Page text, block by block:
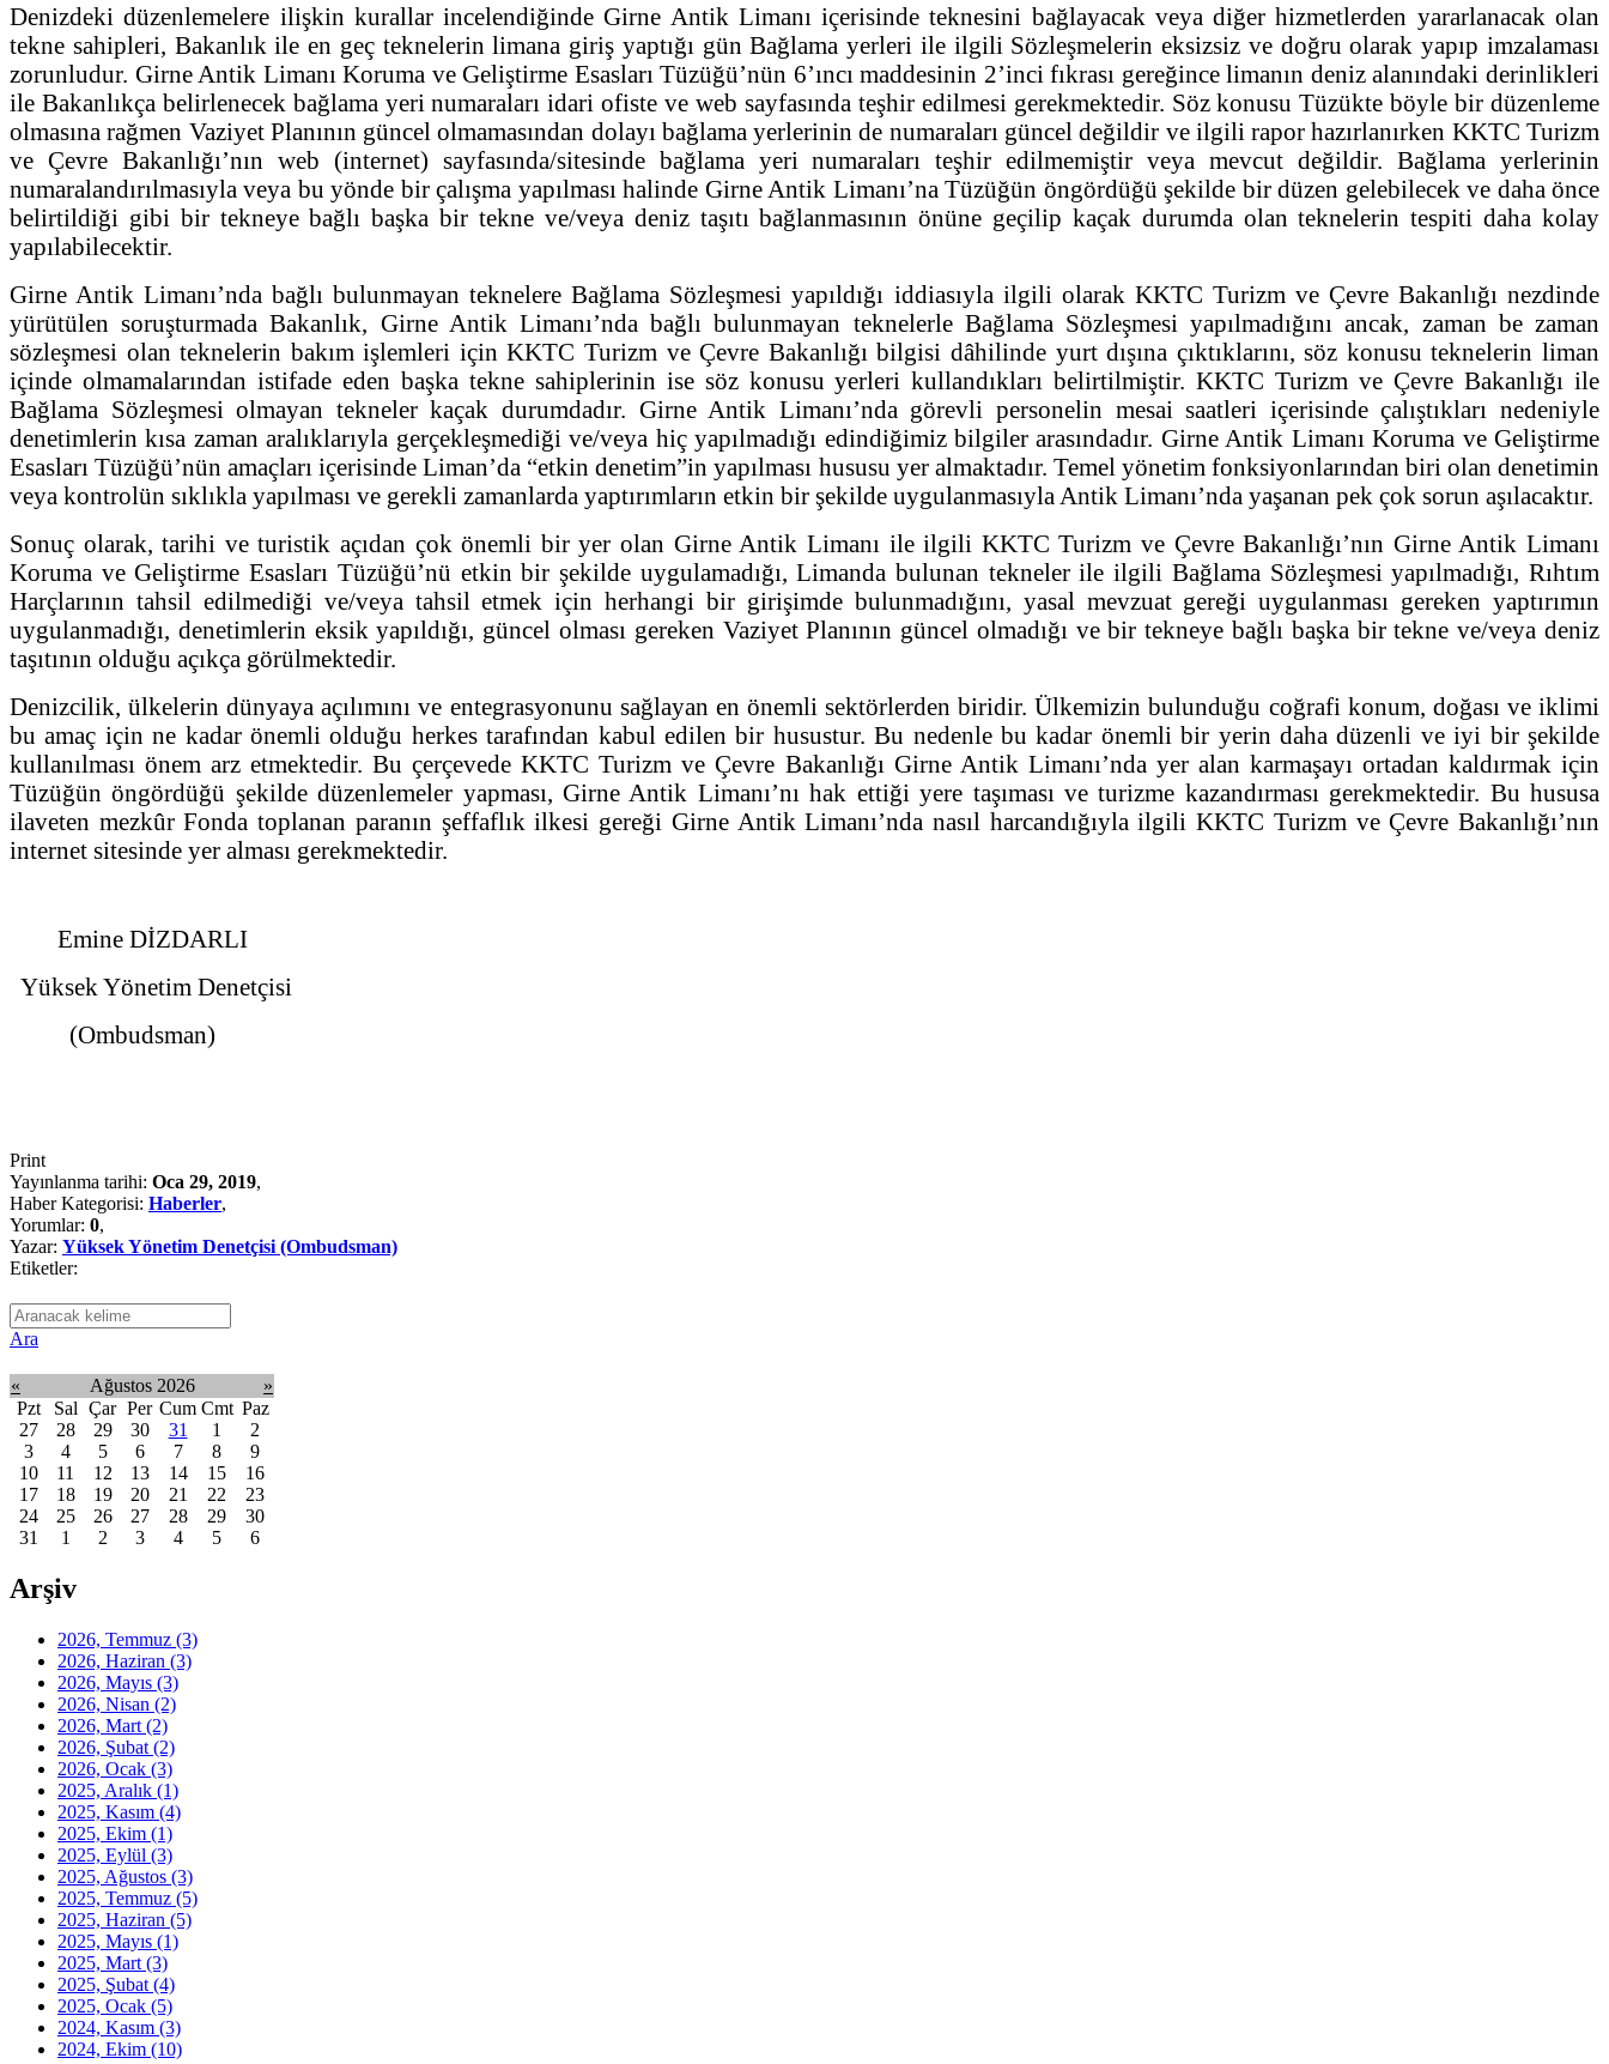
Denizdeki düzenlemelere ilişkin kurallar incelendiğinde Girne Antik Limanı içerisinde teknesini bağlayacak veya diğer hizmetlerden yararlanacak olan
tekne sahipleri, Bakanlık ile en geç teknelerin limana giriş yaptığı gün Bağlama yerleri ile ilgili Sözleşmelerin eksizsiz ve doğru olarak yapıp imzalaması
zorunludur. Girne Antik Limanı Koruma ve Geliştirme Esasları Tüzüğü’nün 6’ıncı maddesinin 2’inci fıkrası gereğince limanın deniz alanındaki derinlikleri
ile Bakanlıkça belirlenecek bağlama yeri numaraları idari ofiste ve web sayfasında teşhir edilmesi gerekmektedir. Söz konusu Tüzükte böyle bir düzenleme
olmasına rağmen Vaziyet Planının güncel olmamasından dolayı bağlama yerlerinin de numaraları güncel değildir ve ilgili rapor hazırlanırken KKTC Turizm
ve Çevre Bakanlığı’nın web (internet) sayfasında/sitesinde bağlama yeri numaraları teşhir edilmemiştir veya mevcut değildir. Bağlama yerlerinin
numaralandırılmasıyla veya bu yönde bir çalışma yapılması halinde Girne Antik Limanı’na Tüzüğün öngördüğü şekilde bir düzen gelebilecek ve daha önce
belirtildiği gibi bir tekneye bağlı başka bir tekne ve/veya deniz taşıtı bağlanmasının önüne geçilip kaçak durumda olan teknelerin tespiti daha kolay
yapılabilecektir.
Girne Antik Limanı’nda bağlı bulunmayan teknelere Bağlama Sözleşmesi yapıldığı iddiasıyla ilgili olarak KKTC Turizm ve Çevre Bakanlığı nezdinde
yürütülen soruşturmada Bakanlık, Girne Antik Limanı’nda bağlı bulunmayan teknelerle Bağlama Sözleşmesi yapılmadığını ancak, zaman be zaman
sözleşmesi olan teknelerin bakım işlemleri için KKTC Turizm ve Çevre Bakanlığı bilgisi dâhilinde yurt dışına çıktıklarını, söz konusu teknelerin liman
içinde olmamalarından istifade eden başka tekne sahiplerinin ise söz konusu yerleri kullandıkları belirtilmiştir. KKTC Turizm ve Çevre Bakanlığı ile
Bağlama Sözleşmesi olmayan tekneler kaçak durumdadır. Girne Antik Limanı’nda görevli personelin mesai saatleri içerisinde çalıştıkları nedeniyle
denetimlerin kısa zaman aralıklarıyla gerçekleşmediği ve/veya hiç yapılmadığı edindiğimiz bilgiler arasındadır. Girne Antik Limanı Koruma ve Geliştirme
Esasları Tüzüğü’nün amaçları içerisinde Liman’da “etkin denetim”in yapılması hususu yer almaktadır. Temel yönetim fonksiyonlarından biri olan denetimin
veya kontrolün sıklıkla yapılması ve gerekli zamanlarda yaptırımların etkin bir şekilde uygulanmasıyla Antik Limanı’nda yaşanan pek çok sorun aşılacaktır.
Sonuç olarak, tarihi ve turistik açıdan çok önemli bir yer olan Girne Antik Limanı ile ilgili KKTC Turizm ve Çevre Bakanlığı’nın Girne Antik Limanı
Koruma ve Geliştirme Esasları Tüzüğü’nü etkin bir şekilde uygulamadığı, Limanda bulunan tekneler ile ilgili Bağlama Sözleşmesi yapılmadığı, Rıhtım
Harçlarının tahsil edilmediği ve/veya tahsil etmek için herhangi bir girişimde bulunmadığını, yasal mevzuat gereği uygulanması gereken yaptırımın
uygulanmadığı, denetimlerin eksik yapıldığı, güncel olması gereken Vaziyet Planının güncel olmadığı ve bir tekneye bağlı başka bir tekne ve/veya deniz
taşıtının olduğu açıkça görülmektedir.
Denizcilik, ülkelerin dünyaya açılımını ve entegrasyonunu sağlayan en önemli sektörlerden biridir. Ülkemizin bulunduğu coğrafi konum, doğası ve iklimi
bu amaç için ne kadar önemli olduğu herkes tarafından kabul edilen bir husustur. Bu nedenle bu kadar önemli bir yerin daha düzenli ve iyi bir şekilde
kullanılması önem arz etmektedir. Bu çerçevede KKTC Turizm ve Çevre Bakanlığı Girne Antik Limanı’nda yer alan karmaşayı ortadan kaldırmak için
Tüzüğün öngördüğü şekilde düzenlemeler yapması, Girne Antik Limanı’nı hak ettiği yere taşıması ve turizme kazandırması gerekmektedir. Bu hususa
ilaveten mezkûr Fonda toplanan paranın şeffaflık ilkesi gereği Girne Antik Limanı’nda nasıl harcandığıyla ilgili KKTC Turizm ve Çevre Bakanlığı’nın
internet sitesinde yer alması gerekmektedir.
Emine DİZDARLI
Yüksek Yönetim Denetçisi
(Ombudsman)
Print
Yayınlanma tarihi: Oca 29, 2019,
Haber Kategorisi: Haberler,
Yorumlar: 0,
Yazar: Yüksek Yönetim Denetçisi (Ombudsman)
Etiketler:
Ara
« Ağustos 2026
»
Pzt
Sal Çar Per Cum Cmt Paz
27
28 29 30 31 1
2
3
4 5 6 7 8
9
10
11 12 13 14 15
16
17
18 19 20 21 22
23
24
25 26 27 28 29
30
31
1 2 3 4 5 6
Arşiv
2026, Temmuz (3)
2026, Haziran (3)
2026, Mayıs (3)
2026, Nisan (2)
2026, Mart (2)
2026, Şubat (2)
2026, Ocak (3)
2025, Aralık (1)
2025, Kasım (4)
2025, Ekim (1)
2025, Eylül (3)
2025, Ağustos (3)
2025, Temmuz (5)
2025, Haziran (5)
2025, Mayıs (1)
2025, Mart (3)
2025, Şubat (4)
2025, Ocak (5)
2024, Kasım (3)
2024, Ekim (10)